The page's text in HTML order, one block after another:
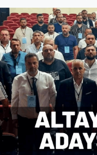
Kültür Sanat
Resmi Reklam
Röportajlar